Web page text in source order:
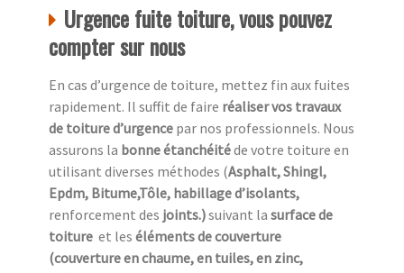
Urgence fuite toiture, vous pouvez
compter sur nous
En cas d’urgence de toiture, mettez fin aux fuites
rapidement. Il suffit de faire réaliser vos travaux
de toiture d’urgence par nos professionnels. Nous
assurons la bonne étanchéitéde votre toiture en
utilisant diverses méthodes (Asphalt, Shingl,
Epdm, Bitume,Tôle, habillage d’isolants,
renforcement des joints.)suivant la surface de
toiture et les éléments de couverture
(couverture en chaume, en tuiles, en zinc,